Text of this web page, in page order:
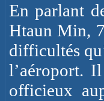
En parlant
Htaun Min,
difficultés
l’aéroport.
officieux